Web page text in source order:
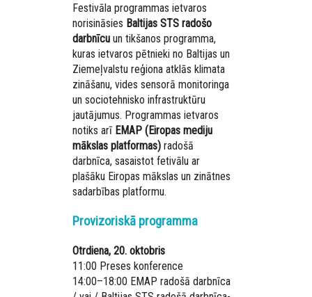
Festivāla programmas ietvaros
norisināsies Baltijas STS radošo
darbnīcu un tikšanos programma,
kuras ietvaros pētnieki no Baltijas un
Ziemeļvalstu reģiona atklās klimata
zināšanu, vides sensorā monitoringa
un sociotehnisko infrastruktūru
jautājumus. Programmas ietvaros
notiks arīEMAP (Eiropas mediju
mākslas platformas) radošā
darbnīca, sasaistot fetivālu ar
plašāku Eiropas mākslas un zinātnes
sadarbības platformu.
Provizoriskā programma
Otrdiena, 20. oktobris
11:00 Preses konference
14:00–18:00 EMAP radošā darbnīca